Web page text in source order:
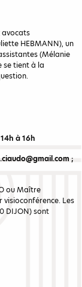
avocats
HEBMANN), un
(Mélanie
se tient à la
à 16h
;
ou Maître
Les
DIJON) sont